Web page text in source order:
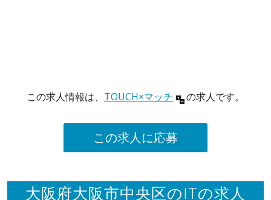
この求人情報は、 TOUCH×マッチ の求人です。
この求人に応募
大阪府大阪市中央区のITの求人